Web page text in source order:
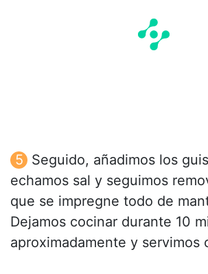
Seguido, añadimos los
echamos sal y seguimos
que se impregne todo de
Dejamos cocinar durante 10
aproximadamente y servimos